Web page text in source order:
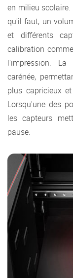
en milieu
qu'il faut, un
et différents
calibration
l'impression.
carénée,
plus capricieux
Lorsqu'une des
les capteurs
pause.